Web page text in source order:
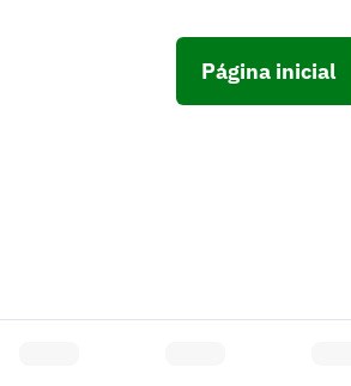
Página inicial